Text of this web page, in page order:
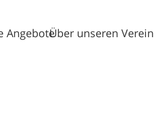
AngeboteÜber unseren Verein